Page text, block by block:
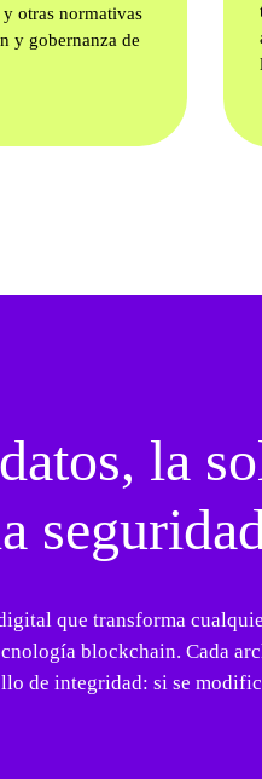
otras normativas
y gobernanza de
la
que transforma
blockchain. Cada
de integridad: si se